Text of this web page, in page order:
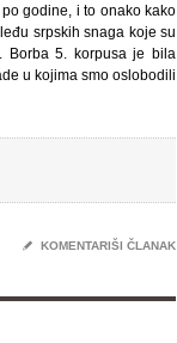
godine, i to onako kako
srpskih snaga koje su
Borba 5. korpusa je bila
u kojima smo oslobodili
✎ KOMENTARIŠI ČLANAK